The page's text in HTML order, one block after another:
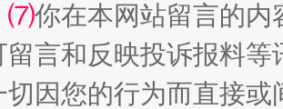
国五大"原罪" "炒
⑺你在本网站留言的内
留言和反映投诉报料
切因您的行为而直接